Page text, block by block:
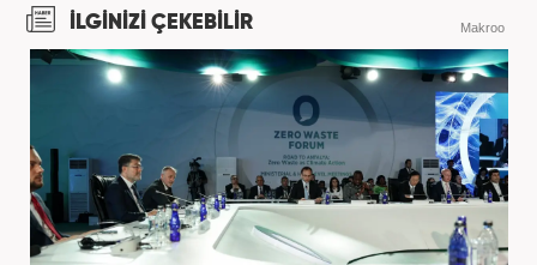
İLGİNİZİ ÇEKEBİLİR Makroo